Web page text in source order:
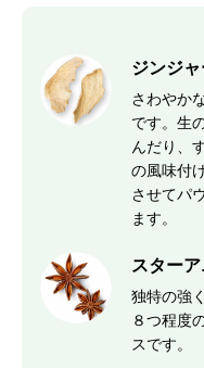
ジンジ
さわやか
です。生
んだり、
の風味付
させてパ
ます。
スター
独特の強
８つ程度
スです。